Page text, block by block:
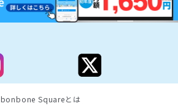
bonbone Squareとは